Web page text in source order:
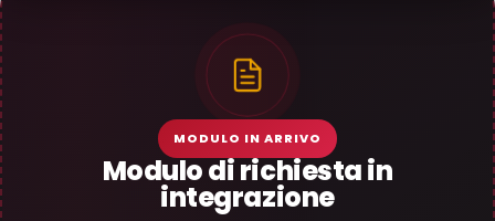
MODULO IN ARRIVO
Modulo di richiesta in
integrazione